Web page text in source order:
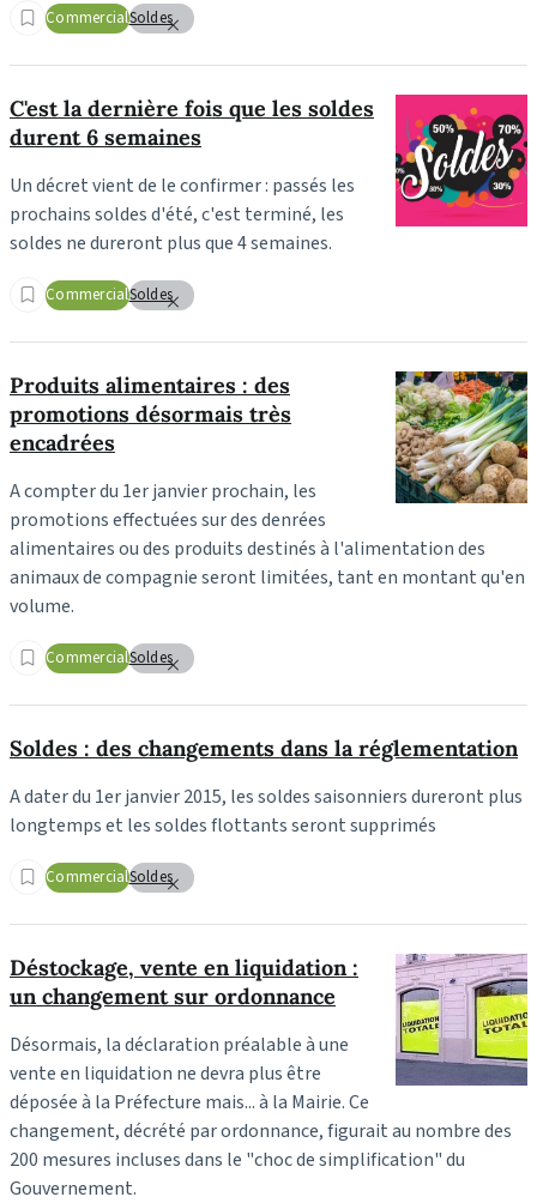
CommercialSoldes
C'est la dernière fois que les soldes
durent 6 semaines
Un décret vient de le confirmer : passés les
prochains soldes d'été, c'est terminé, les
soldes ne dureront plus que 4 semaines.
CommercialSoldes
Produits alimentaires : des
promotions désormais très
encadrées
A compter du 1er janvier prochain, les
promotions effectuées sur des denrées
alimentaires ou des produits destinés à l'alimentation des
animaux de compagnie seront limitées, tant en montant qu'en
volume.
CommercialSoldes
Soldes : des changements dans la réglementation
A dater du 1er janvier 2015, les soldes saisonniers dureront plus
longtemps et les soldes flottants seront supprimés
CommercialSoldes
Déstockage, vente en liquidation :
un changement sur ordonnance
Désormais, la déclaration préalable à une
vente en liquidation ne devra plus être
déposée à la Préfecture mais... à la Mairie. Ce
changement, décrété par ordonnance, figurait au nombre des
200 mesures incluses dans le "choc de simplification" du
Gouvernement.